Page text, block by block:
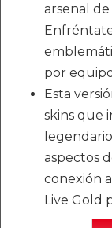
arsenal
por
Esta
skins que
aspectos
conexión
Live Gold